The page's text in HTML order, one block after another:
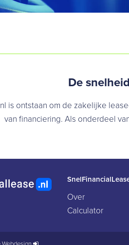
De
is ontstaan om de zakelijke
van financiering. Als onderdeel
Over
Calculator